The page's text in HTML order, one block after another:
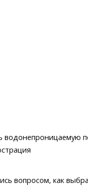
вопросом, как